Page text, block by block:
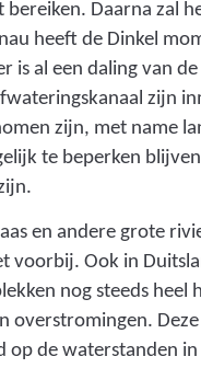
bereiken. Daarna zal
heeft de Dinkel
is al een daling van de
zijn
zijn, met name
te beperken blijven
en andere grote
voorbij. Ook in
nog steeds heel
overstromingen. Deze
op de waterstanden in